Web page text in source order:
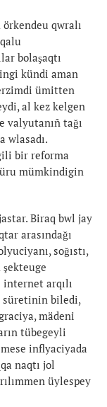
örkendeu qwralı
bolaşaqtı
kündi aman
ümitten
al kez kelgen
valyutanıñ tağı
wlasadı.
bir reforma
mümkindigin
Biraq bwl jay
arasındağı
soğıstı,
şekteuge
arqılı
süretinin biledi,
mädeni
tübegeyli
inflyaciyada
naqtı jol
üylespey